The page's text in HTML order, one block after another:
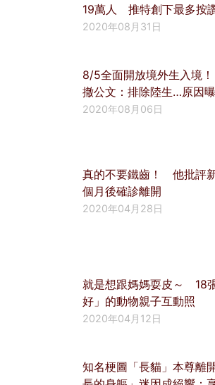
19萬人 推特創下最多按
2020年08月31日
8/5全面開放境外生入境
撤公文：排除陸生…原因曝
2020年08月06日
真的不要鐵齒！ 他批評
個月後確診離開
2020年04月28日
就是想跟媽媽耍皮～ 18
好」的動物親子互動照
2020年04月12日
知名梗圖「長貓」本尊